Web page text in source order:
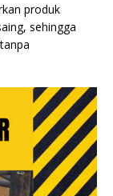
produk
sehingga